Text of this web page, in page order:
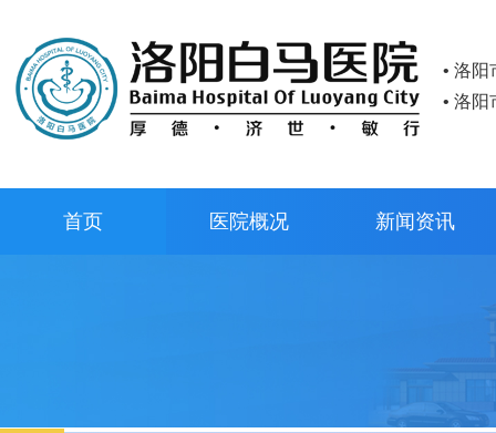
• 洛
• 洛
首页 医院概况 新闻资讯